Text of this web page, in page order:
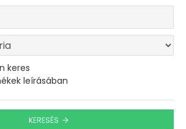
keres
leírásában
KERESÉS